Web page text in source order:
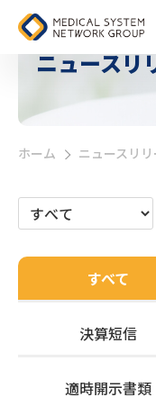
ニュースリ
ホーム >
ニュースリリ
すべて
決算短信
適時開示書類